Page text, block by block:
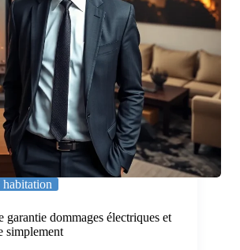
habitation
garantie dommages électriques et
simplement